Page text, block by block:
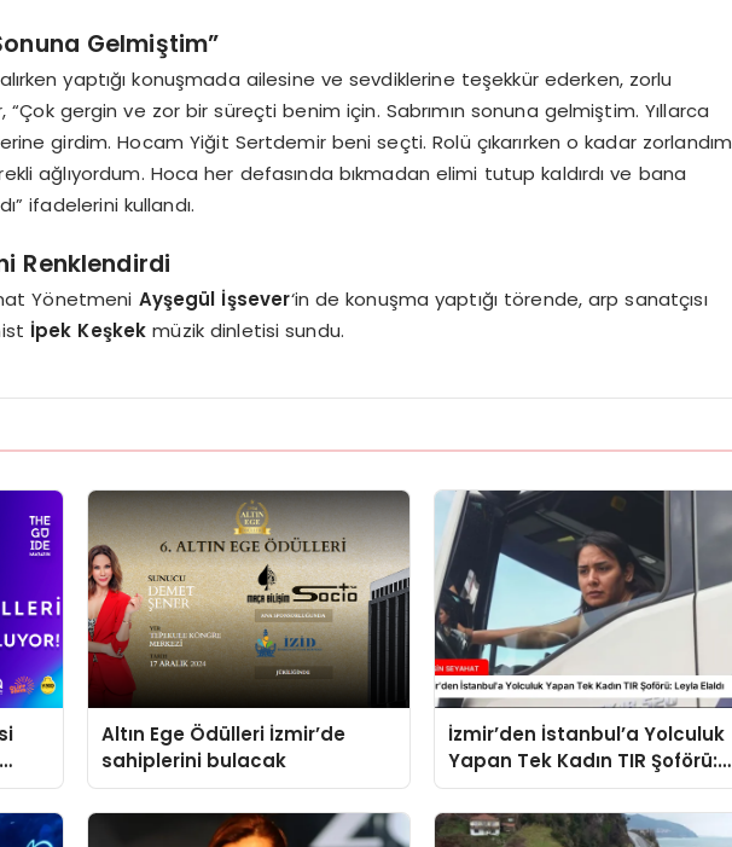
Gelmiştim”
yaptığı konuşmada ailesine ve sevdiklerine teşekkür ederken, zorlu
gergin ve zor bir süreçti benim için. Sabrımın sonuna gelmiştim. Yıllarca
girdim. Hocam Yiğit Sertdemir beni seçti. Rolü çıkarırken o kadar zorlandım
ağlıyordum. Hoca her defasında bıkmadan elimi tutup kaldırdı ve bana
ifadelerini kullandı.
Renklendirdi
Yönetmeni Ayşegül İşsever‘in de konuşma yaptığı törende, arp sanatçısı
İpek Keşkek müzik dinletisi sundu.
Altın Ege Ödülleri İzmir’de
sahiplerini bulacak
İzmir’den İstanbul’a Yolculuk
Yapan Tek Kadın TIR Şoförü:
Leyla Elaldı